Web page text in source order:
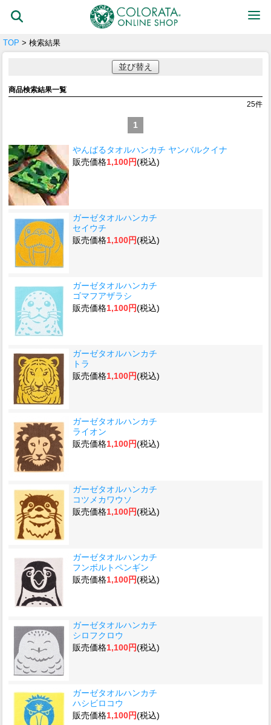
TOP > 検索結果
並び替え
商品検索結果一覧
25件
1
やんばるタオルハンカチ ヤンバルクイナ
販売価格1,100円(税込)
ガーゼタオルハンカチ
セイウチ
販売価格1,100円(税込)
ガーゼタオルハンカチ
ゴマフアザラシ
販売価格1,100円(税込)
ガーゼタオルハンカチ
トラ
販売価格1,100円(税込)
ガーゼタオルハンカチ
ライオン
販売価格1,100円(税込)
ガーゼタオルハンカチ
コツメカワウソ
販売価格1,100円(税込)
ガーゼタオルハンカチ
フンボルトペンギン
販売価格1,100円(税込)
ガーゼタオルハンカチ
シロフクロウ
販売価格1,100円(税込)
ガーゼタオルハンカチ
ハシビロコウ
販売価格1,100円(税込)